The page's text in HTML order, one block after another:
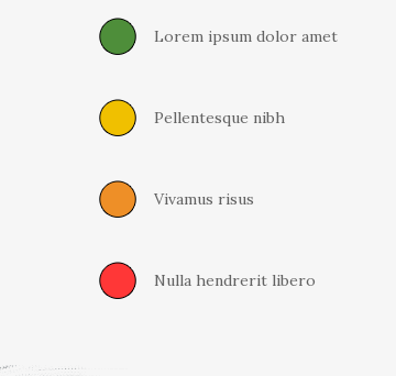
Lorem ipsum dolor amet
Pellentesque nibh
Vivamus risus
Nulla hendrerit libero